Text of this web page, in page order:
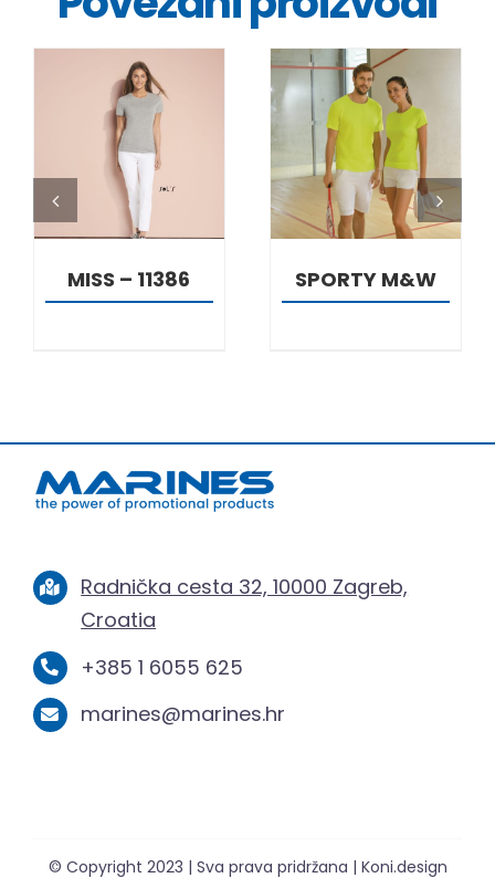
DETALJI
MISS – 11386
DETALJI
SPORTY M&W
Radnička cesta 32, 10000 Zagreb,
Croatia
+385 1 6055 625
marines@marines.hr
© Copyright 2023 | Sva prava pridržana | Koni.design